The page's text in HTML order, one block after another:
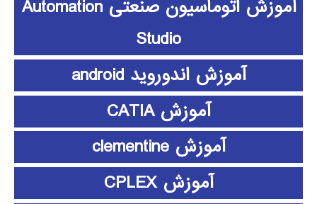
آموزش اتوماسیون صنعتی Automation
Studio
آموزش اندوروید android
آموزش CATIA
آموزش clementine
آموزش CPLEX